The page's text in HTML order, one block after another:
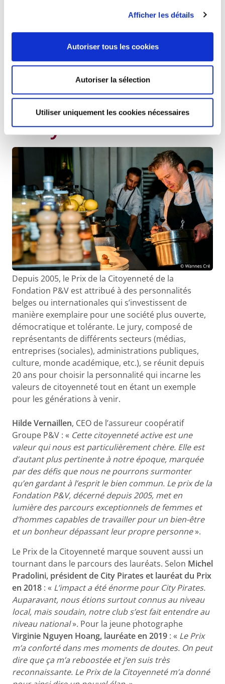
Afficher les détails
Autoriser tous les cookies
Autoriser la sélection
Utiliser uniquement les cookies nécessaires
– jeunes réfugiés, jeunes en décrochage, nouveaux
chefs ou personnel de salle. En outre, les lauréats
recevront une gravure de l'artiste Philip Aguirre y
20 ans du Prix de la
Citoyenneté
Depuis 2005, le Prix de la Citoyenneté de la
Fondation P&V est attribué à des personnalités
belges ou internationales qui s’investissent de
manière exemplaire pour une société plus ouverte,
démocratique et tolérante. Le jury, composé de
représentants de différents secteurs (médias,
entreprises (sociales), administrations publiques,
culture, monde académique, etc.), se réunit depuis
20 ans pour choisir la personnalité qui incarne les
valeurs de citoyenneté tout en étant un exemple
pour les générations à venir.
Hilde Vernaillen, CEO de l’assureur coopératif
Groupe P&V : « Cette citoyenneté active est une
valeur qui nous est particulièrement chère. Elle est
d’autant plus pertinente à notre époque, marquée
par des défis que nous ne pourrons surmonter
qu’en gardant à l’esprit le bien commun. Le prix de la
Fondation P&V, décerné depuis 2005, met en
lumière des parcours exceptionnels de femmes et
d’hommes capables de travailler pour un bien-être
et un bonheur dépassant leur propre personne».
Le Prix de la Citoyenneté marque souvent aussi un
tournant dans le parcours des lauréats. Selon Michel
Pradolini, président de City Pirates et lauréat du Prix
en 2018 : « L’impact a été énorme pour City Pirates.
Auparavant, nous étions surtout connus au niveau
local, mais soudain, notre club s’est fait entendre au
niveau national». Pour la jeune photographe
Virginie Nguyen Hoang, lauréate en 2019 : « Le Prix
m’a conforté dans mes moments de doutes. On peut
dire que ça m’a reboostée et j’en suis très
reconnaissante. Le Prix de la Citoyenneté m’a donné